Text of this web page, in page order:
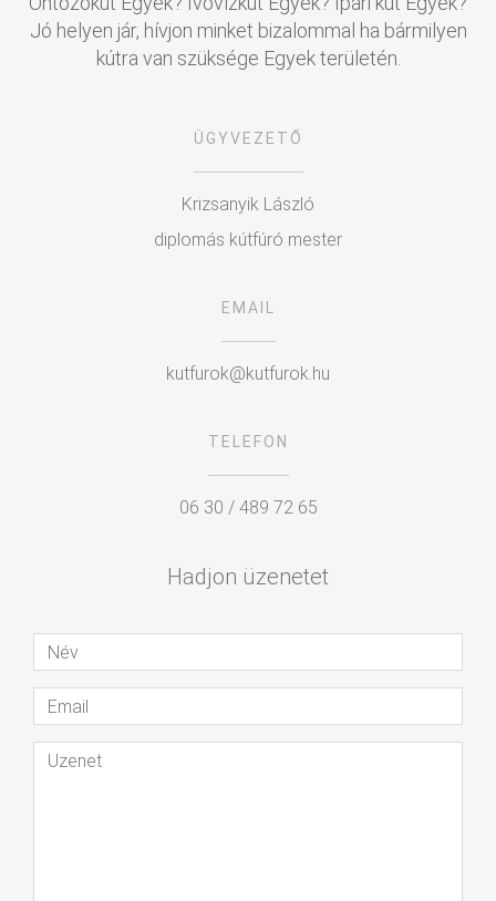
Jó helyen jár, hívjon minket bizalommal ha bármilyen
kútra van szüksége Egyek területén.
ÜGYVEZETŐ
Krizsanyik László
diplomás kútfúró mester
EMAIL
kutfurok@kutfurok.hu
TELEFON
06 30 / 489 72 65
Hadjon üzenetet